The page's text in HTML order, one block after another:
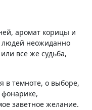
аромат корицы и
людей неожиданно
все же судьба,
в темноте, о выборе,
заветное желание.